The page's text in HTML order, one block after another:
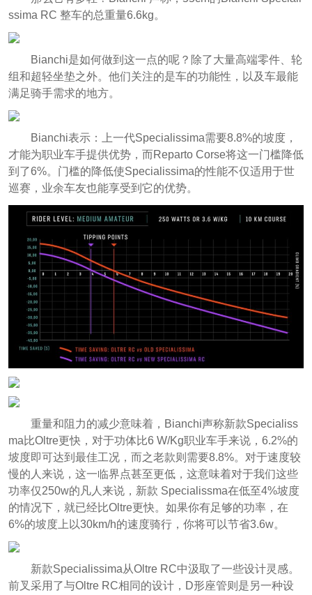
ssima RC 整车的总重量6.6kg。
Bianchi是如何做到这一点的呢？除了大量高端零件、轮
组和超轻坐垫之外。他们关注的是车的功能性，以及车最能
满足骑手需求的地方。
Bianchi表示：上一代Specialissima需要8.8%的坡度，
才能为职业车手提供优势，而Reparto Corse将这一门槛降低
到了6%。门槛的降低使Specialissima的性能不仅适用于世
巡赛，业余车友也能享受到它的优势。
重量和阻力的减少意味着，Bianchi声称新款Specialiss
ma比Oltre更快，对于功体比6 W/Kg职业车手来说，6.2%的
坡度即可达到最佳工况，而之老款则需要8.8%。对于速度较
慢的人来说，这一临界点甚至更低，这意味着对于我们这些
功率仅250w的凡人来说，新款 Specialissma在低至4%坡度
的情况下，就已经比Oltre更快。如果你有足够的功率，在
6%的坡度上以30km/h的速度骑行，你将可以节省3.6w。
新款Specialissima从Oltre RC中汲取了一些设计灵感。
前叉采用了与Oltre RC相同的设计，D形座管则是另一种设